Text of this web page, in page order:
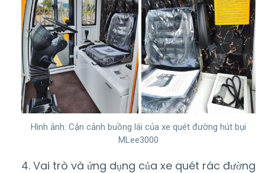
Hình ảnh: Cận cảnh buồng lái của xe quét đường hút bụi
MLee3000
4. Vai trò và ứng dụng của xe quét rác đường